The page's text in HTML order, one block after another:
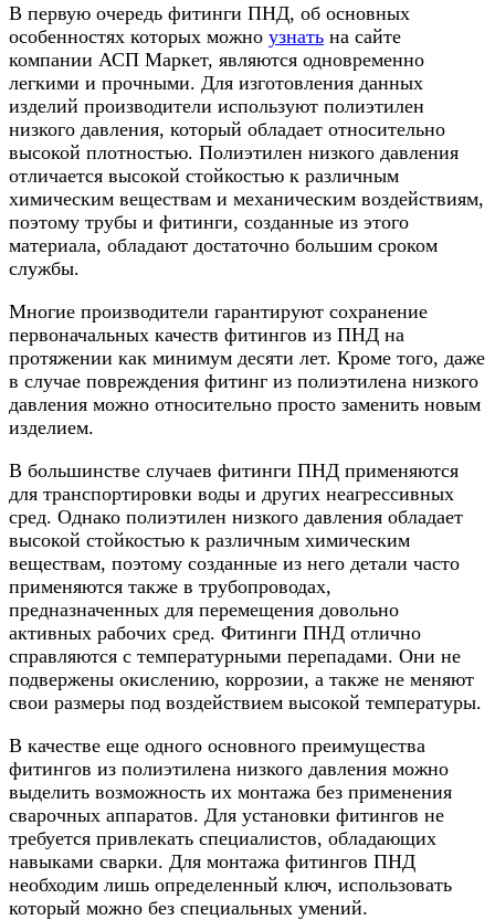
В первую очередь фитинги ПНД, об основных
особенностях которых можно узнать на сайте
компании АСП Маркет, являются одновременно
легкими и прочными. Для изготовления данных
изделий производители используют полиэтилен
низкого давления, который обладает относительно
высокой плотностью. Полиэтилен низкого давления
отличается высокой стойкостью к различным
химическим веществам и механическим воздействиям,
поэтому трубы и фитинги, созданные из этого
материала, обладают достаточно большим сроком
службы.
Многие производители гарантируют сохранение
первоначальных качеств фитингов из ПНД на
протяжении как минимум десяти лет. Кроме того, даже
в случае повреждения фитинг из полиэтилена низкого
давления можно относительно просто заменить новым
изделием.
В большинстве случаев фитинги ПНД применяются
для транспортировки воды и других неагрессивных
сред. Однако полиэтилен низкого давления обладает
высокой стойкостью к различным химическим
веществам, поэтому созданные из него детали часто
применяются также в трубопроводах,
предназначенных для перемещения довольно
активных рабочих сред. Фитинги ПНД отлично
справляются с температурными перепадами. Они не
подвержены окислению, коррозии, а также не меняют
свои размеры под воздействием высокой температуры.
В качестве еще одного основного преимущества
фитингов из полиэтилена низкого давления можно
выделить возможность их монтажа без применения
сварочных аппаратов. Для установки фитингов не
требуется привлекать специалистов, обладающих
навыками сварки. Для монтажа фитингов ПНД
необходим лишь определенный ключ, использовать
который можно без специальных умений.